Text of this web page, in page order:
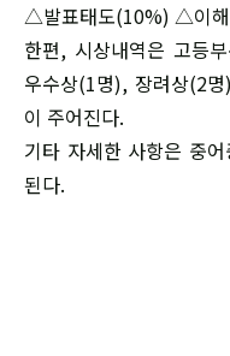
△발표태도(10%) △이
한편, 시상내역은 고등
우수상(1명), 장려상(2
이 주어진다.
기타 자세한 사항은 중
된다.